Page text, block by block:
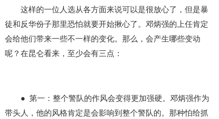
这样的一位人选从各方面来说可以是很放心了，但是暴
徒和反华份子那里恐怕就要开始揪心了。邓炳强的上任肯定
会给他们带来一些不一样的变化。那么，会产生哪些变动
呢？在昆仑看来，至少会有三点：
● 第一：整个警队的作风会变得更加强硬。邓炳强作为
带头人，他的风格肯定是会影响到整个警队的。那种怕给抓